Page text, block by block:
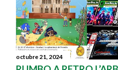
octubre 21, 2024